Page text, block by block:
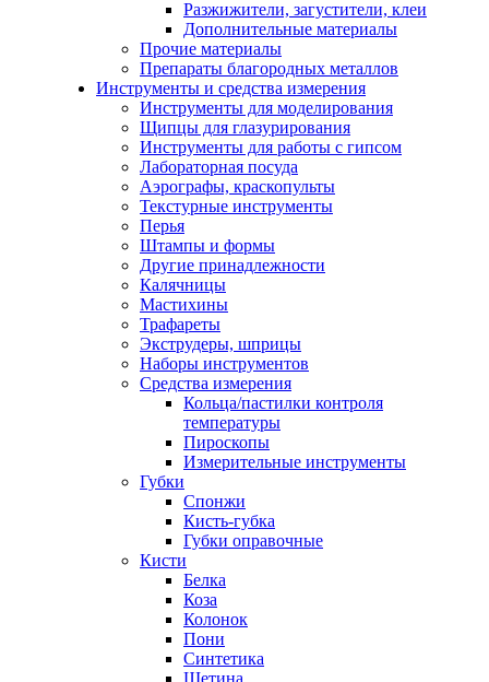
Разжижители, загустители, клеи
Дополнительные материалы
Прочие материалы
Препараты благородных металлов
Инструменты и средства измерения
Инструменты для моделирования
Щипцы для глазурирования
Инструменты для работы с гипсом
Лабораторная посуда
Аэрографы, краскопульты
Текстурные инструменты
Перья
Штампы и формы
Другие принадлежности
Калячницы
Мастихины
Трафареты
Экструдеры, шприцы
Наборы инструментов
Средства измерения
Кольца/пастилки контроля
температуры
Пироскопы
Измерительные инструменты
Губки
Спонжи
Кисть-губка
Губки оправочные
Кисти
Белка
Коза
Колонок
Пони
Синтетика
Щетина